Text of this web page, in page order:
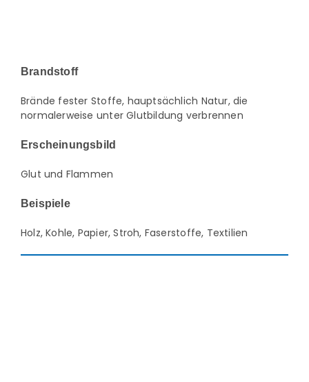
Brandstoff
Brände fester Stoffe, hauptsächlich Natur, die
normalerweise unter Glutbildung verbrennen
Erscheinungsbild
Glut und Flammen
Beispiele
Holz, Kohle, Papier, Stroh, Faserstoffe, Textilien